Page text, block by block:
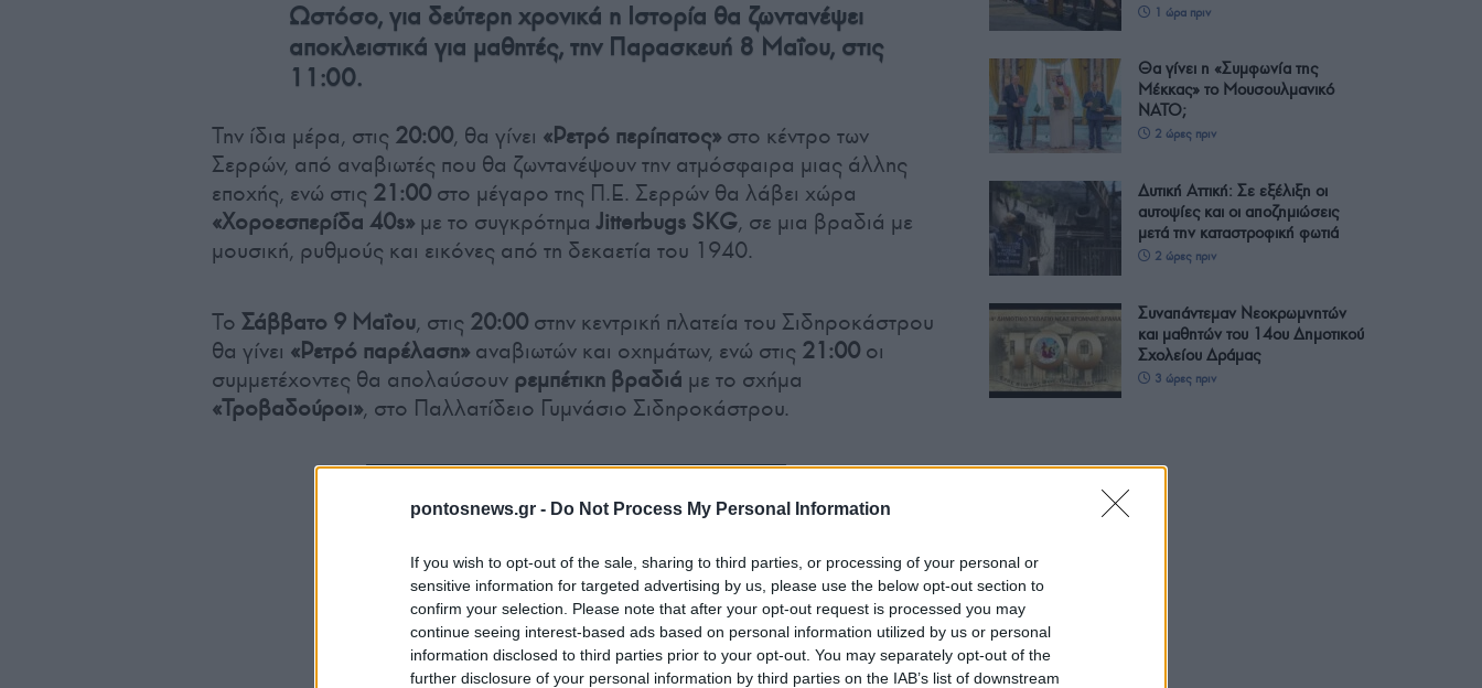
pontosnews.gr - Do Not Process My Personal Information
If you wish to opt-out of the sale, sharing to third parties, or processing of your personal or
sensitive information for targeted advertising by us, please use the below opt-out section to
confirm your selection. Please note that after your opt-out request is processed you may
continue seeing interest-based ads based on personal information utilized by us or personal
information disclosed to third parties prior to your opt-out. You may separately opt-out of the
further disclosure of your personal information by third parties on the IAB’s list of downstream
Ωστόσο, για δεύτερη χρονικά η Ιστορία θα ζωντανέψει
αποκλειστικά για μαθητές, την Παρασκευή 8 Μαΐου, στις
11:00.
Την ίδια μέρα, στις 20:00, θα γίνει «Ρετρό περίπατος» στο κέντρο των
Σερρών, από αναβιωτές που θα ζωντανέψουν την ατμόσφαιρα μιας άλλης
εποχής, ενώ στις 21:00 στο μέγαρο της Π.Ε. Σερρών θα λάβει χώρα
«Χοροεσπερίδα 40s» με το συγκρότημαJitterbugs SKG, σε μια βραδιά με
μουσική, ρυθμούς και εικόνες από τη δεκαετία του 1940.
Το Σάββατο 9 Μαΐου, στις 20:00 στην κεντρική πλατεία του Σιδηροκάστρου
θα γίνει «Ρετρό παρέλαση» αναβιωτών και οχημάτων, ενώ στις 21:00 οι
συμμετέχοντες θα απολαύσουν ρεμπέτικη βραδιά με το σχήμα
«Τροβαδούροι», στο Παλλατίδειο Γυμνάσιο Σιδηροκάστρου.
1 ώρα πριν
Θα γίνει η «Συμφωνία της
Μέκκας» το Μουσουλμανικό
ΝΑΤΟ;
2 ώρες πριν
Δυτική Αττική: Σε εξέλιξη οι
αυτοψίες και οι αποζημιώσεις
μετά την καταστροφική φωτιά
2 ώρες πριν
Συναπάντεμαν Νεοκρωμνητών
και μαθητών του 14ου Δημοτικού
Σχολείου Δράμας
3 ώρες πριν